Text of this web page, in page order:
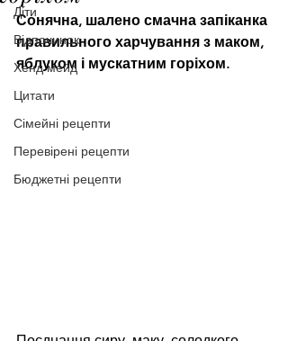
Діти
Відпочинок
Хенд мейд
Цитати
Сімейні рецепти
Перевірені рецепти
Бюджетні рецепти
Сонячна, шалено смачна запіканка
правильного харчування з маком,
яблуком і мускатним горіхом.